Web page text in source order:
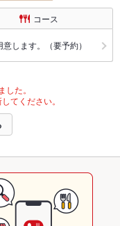
コース
します。（要予約）
た。
てください。